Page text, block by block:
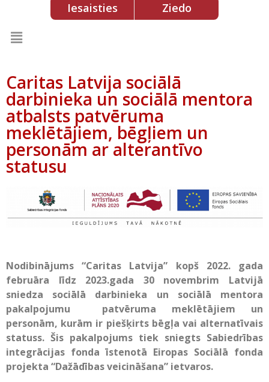
Iesaisties Ziedo
Caritas Latvija sociālā
darbinieka un sociālā mentora
atbalsts patvēruma
meklētājiem, bēgļiem un
personām ar alterantīvo
statusu
Nodibinājums “Caritas Latvija” kopš 2022. gada
februāra līdz 2023.gada 30 novembrim Latvijā
sniedza sociālā darbinieka un sociālā mentora
pakalpojumu patvēruma meklētājiem un
personām, kurām ir piešķirts bēgļa vai alternatīvais
statuss. Šis pakalpojums tiek sniegts Sabiedrības
integrācijas fonda īstenotā Eiropas Sociālā fonda
projekta “Dažādības veicināšana” ietvaros.